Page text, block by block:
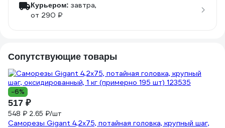
Курьером: завтра,
от 290 ₽
Сопутствующие товары
-6%
517 ₽
548 ₽ 2.65 ₽/шт
Саморезы Gigant 4,2x75, потайная головка, крупный шаг,